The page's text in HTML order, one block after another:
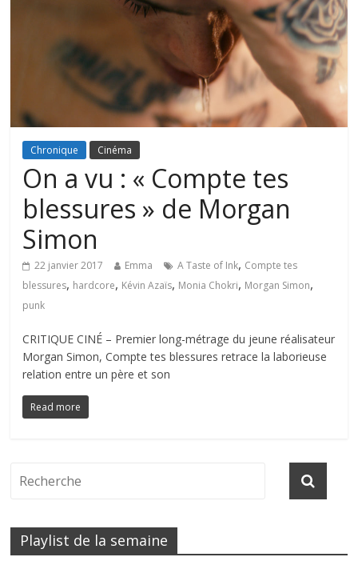
Chronique Cinéma
On a vu : « Compte tes
blessures » de Morgan
Simon
22 janvier 2017 Emma A Taste of Ink, Compte tes
blessures, hardcore, Kévin Azaïs, Monia Chokri, Morgan Simon,
punk
CRITIQUE CINÉ – Premier long-métrage du jeune réalisateur
Morgan Simon, Compte tes blessures retrace la laborieuse
relation entre un père et son
Read more
Playlist de la semaine